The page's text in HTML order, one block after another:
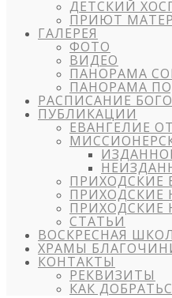
ДЕТСКИЙ
ПРИЮТ
ГАЛЕРЕЯ
ФОТО
ВИДЕО
ПАНОРАМА
ПАНОРАМА
РАСПИСАНИЕ
ПУБЛИКАЦИИ
ЕВАНГЕЛИЕ
ПРИХОДСКИЕ
ПРИХОДСКИЕ
СТАТЬИ
ВОСКРЕСНАЯ
ХРАМЫ
КОНТАКТЫ
РЕКВИЗИТЫ
КАК